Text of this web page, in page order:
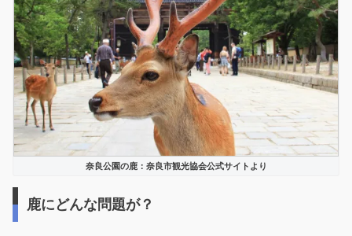
奈良公園の鹿：奈良市観光協会公式サイトより
鹿にどんな問題が？